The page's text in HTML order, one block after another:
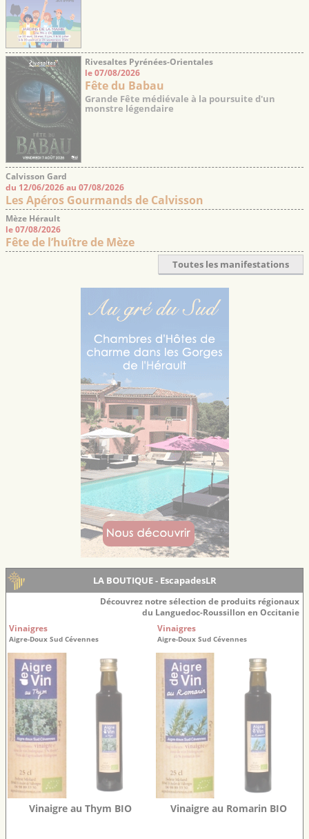
Rivesaltes Pyrénées-Orientales
le 07/08/2026
Fête du Babau
Grande Fête médiévale à la poursuite d'un
monstre légendaire
Calvisson Gard
du 12/06/2026 au 07/08/2026
Les Apéros Gourmands de Calvisson
Mèze Hérault
le 07/08/2026
Fête de l’huître de Mèze
Toutes les manifestations
LA BOUTIQUE - EscapadesLR
Découvrez notre sélection de produits régionaux
du Languedoc-Roussillon en Occitanie
Vinaigres
Aigre-Doux Sud Cévennes
Vinaigre au Thym BIO
Vinaigres
Aigre-Doux Sud Cévennes
Vinaigre au Romarin BIO